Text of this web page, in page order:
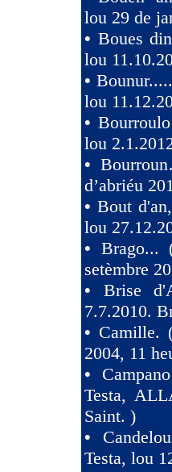
lou 29 de
• Boues
lou
•
lou
•
lou
•
d’abriéu
• Bout
lou
• Brago...
setèmbre
• Brise
7.7.2010.
• Camille.
2004, 11
•
Testa,
Saint. )
•
Testa, lou